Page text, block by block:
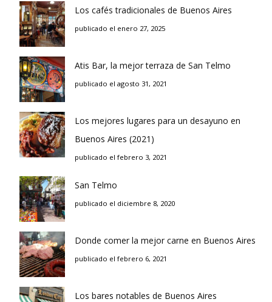
Los cafés tradicionales de Buenos Aires
publicado el enero 27, 2025
Atis Bar, la mejor terraza de San Telmo
publicado el agosto 31, 2021
Los mejores lugares para un desayuno en
Buenos Aires (2021)
publicado el febrero 3, 2021
San Telmo
publicado el diciembre 8, 2020
Donde comer la mejor carne en Buenos Aires
publicado el febrero 6, 2021
Los bares notables de Buenos Aires